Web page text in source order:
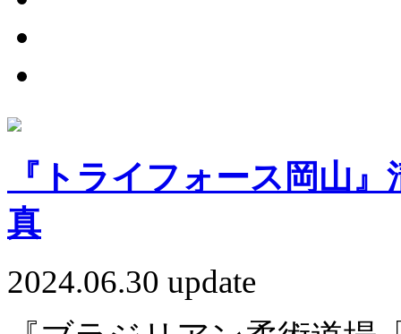
『トライフォース岡山
真
2024.06.30 update